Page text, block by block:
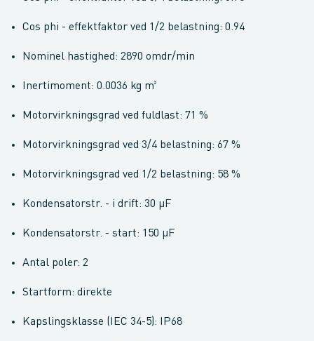
Cos phi - effektfaktor ved 1/2 belastning: 0.94
Nominel hastighed: 2890 omdr/min
Inertimoment: 0.0036 kg m²
Motorvirkningsgrad ved fuldlast: 71 %
Motorvirkningsgrad ved 3/4 belastning: 67 %
Motorvirkningsgrad ved 1/2 belastning: 58 %
Kondensatorstr. - i drift: 30 µF
Kondensatorstr. - start: 150 µF
Antal poler: 2
Startform: direkte
Kapslingsklasse (IEC 34-5): IP68